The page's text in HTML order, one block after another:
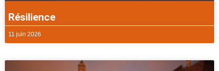
Résilience
11 juin 2026